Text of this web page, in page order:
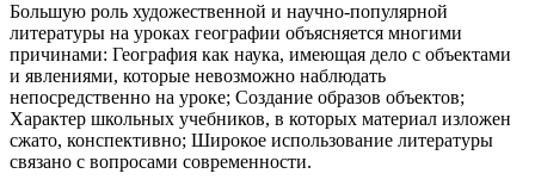
Большую роль художественной и научно-популярной
литературы на уроках географии объясняется многими
причинами: География как наука, имеющая дело с объектами
и явлениями, которые невозможно наблюдать
непосредственно на уроке; Создание образов объектов;
Характер школьных учебников, в которых материал изложен
сжато, конспективно; Широкое использование литературы
связано с вопросами современности.